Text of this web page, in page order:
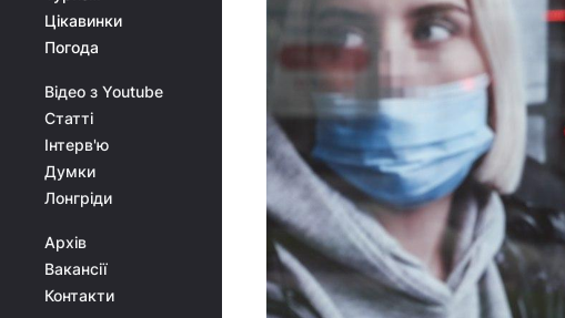
Цікавинки
Погода
Відео з Youtube
Статті
Інтерв'ю
Думки
Лонгріди
Архів
Вакансії
Контакти